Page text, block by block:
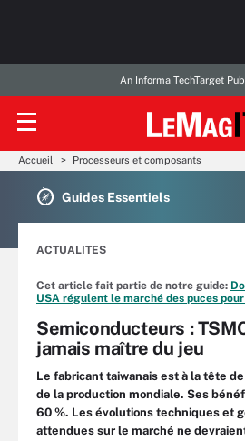
An Informa TechTarget
Accueil Processeurs et composants
Guides Essentiels
ACTUALITES
Cet article fait partie de notre guide:
USA régulent le marché des puces pour
Semiconducteurs :
jamais maître du jeu
Le fabricant taiwanais est à la tête
de la production mondiale. Ses
60 %. Les évolutions techniques et
attendues sur le marché ne